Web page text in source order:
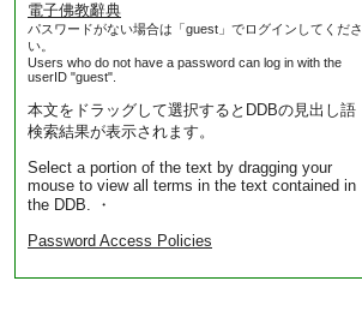
電子佛教辭典
パスワードがない場合は「guest」でログインしてくださ
い。
Users who do not have a password can log in with the
userID "guest".
本文をドラッグして選択するとDDBの見出し語
検索結果が表示されます。
Select a portion of the text by dragging your
mouse to view all terms in the text contained in
the DDB. ・
Password Access Policies